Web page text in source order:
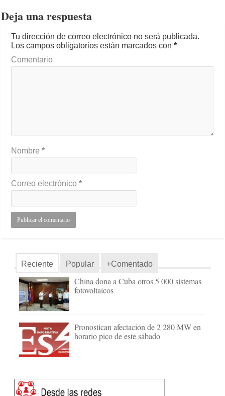
Deja una respuesta
Tu dirección de correo electrónico no será publicada.
Los campos obligatorios están marcados con*
Comentario
Nombre*
Correo electrónico*
Reciente Popular +Comentado
China dona a Cuba otros 5 000 sistemas
fotovoltaicos
Pronostican afectación de 2 280 MW en
horario pico de este sábado